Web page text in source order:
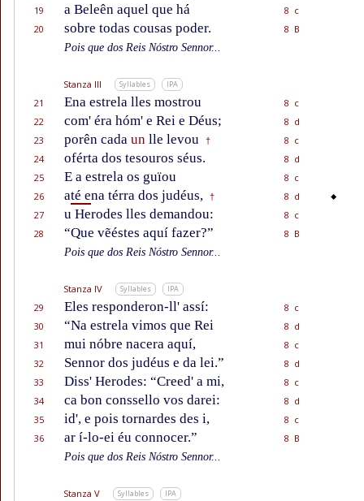
19
a Beleên aquel que há
8 c
20
sobre todas cousas poder.
8 B
Pois que dos Reis Nóstro Sennor...
Stanza III Syllables IPA
21 Ena estrela lles mostrou
8 c
22
com' éra hóm' e Rei e Déus;
8 d
23
porên cada un lle levou †
8 c
24
oférta dos tesouros séus.
8 d
25
E a estrela os guïou
8 c
26
até ena térra dos judéus, †
8 d
27
u Herodes lles demandou:
8 c
28
“Que vẽéstes aquí fazer?”
8 B
Pois que dos Reis Nóstro Sennor...
Stanza IV Syllables IPA
29 Eles responderon-ll' assí:
8 c
30
“Na estrela vimos que Rei
8 d
31
mui nóbre nacera aquí,
8 c
32
Sennor dos judéus e da lei.”
8 d
33
Diss' Herodes: “Creed' a mi,
8 c
34
ca bon conssello vos darei:
8 d
35
id', e pois tornardes des i,
8 c
36
ar í-lo-ei éu connocer.”
8 B
Pois que dos Reis Nóstro Sennor...
Stanza V Syllables IPA